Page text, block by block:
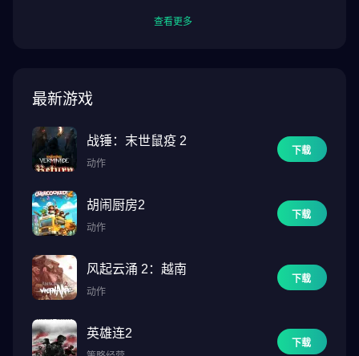
查看更多
最新游戏
战锤：末世鼠疫 2
动作
下载
胡闹厨房2
动作
下载
风起云涌 2：越南
动作
下载
英雄连2
下载